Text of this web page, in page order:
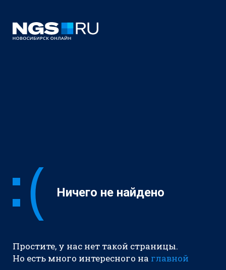
Ничего не найдено
Простите, у нас нет такой страницы.
Но есть много интересного на главной